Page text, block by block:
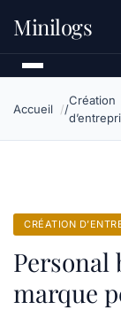
Minilogs
Accueil
Création
CRÉATION
Personal
marque